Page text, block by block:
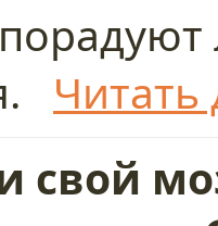
Читать
свой